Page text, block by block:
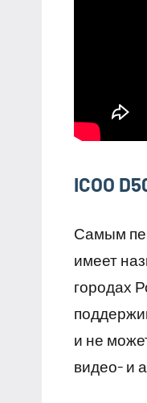
ICOO
Самым
имеет
городах
и не
видео- и